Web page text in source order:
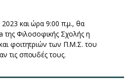
και ώρα 9:00 π.μ., θα
της Φιλοσοφικής Σχολής η
φοιτητριών των Π.Μ.Σ. του
τις σπουδές τους.